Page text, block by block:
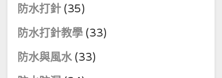
防水打針 (35)
防水打針教學 (33)
防水與風水(33)